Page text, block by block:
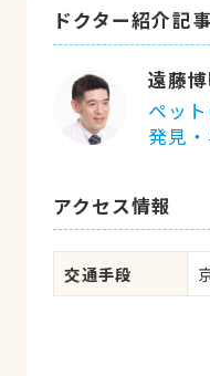
ドクター紹介記事
遠藤
ペッ
発見
アクセス情報
交通手段